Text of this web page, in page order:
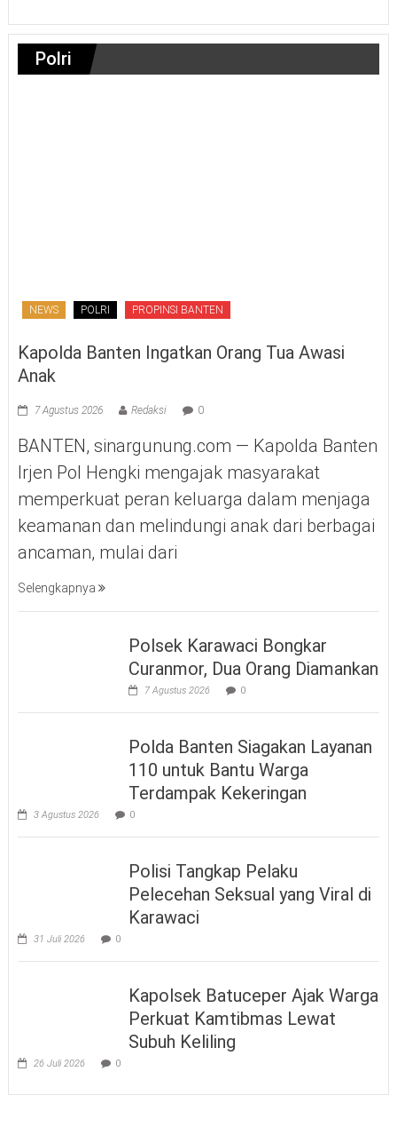
Polri
NEWS POLRI PROPINSI BANTEN
Kapolda Banten Ingatkan Orang Tua Awasi
Anak
7 Agustus 2026 Redaksi 0
BANTEN, sinargunung.com — Kapolda Banten
Irjen Pol Hengki mengajak masyarakat
memperkuat peran keluarga dalam menjaga
keamanan dan melindungi anak dari berbagai
ancaman, mulai dari
Selengkapnya
Polsek Karawaci Bongkar
Curanmor, Dua Orang Diamankan
7 Agustus 2026 0
Polda Banten Siagakan Layanan
110 untuk Bantu Warga
Terdampak Kekeringan
3 Agustus 2026 0
Polisi Tangkap Pelaku
Pelecehan Seksual yang Viral di
Karawaci
31 Juli 2026 0
Kapolsek Batuceper Ajak Warga
Perkuat Kamtibmas Lewat
Subuh Keliling
26 Juli 2026 0